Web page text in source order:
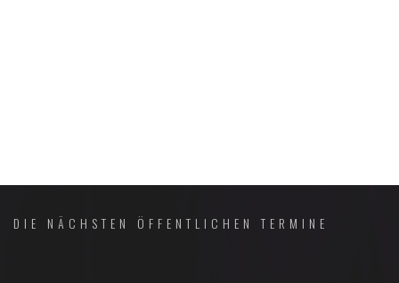
DIE NÄCHSTEN ÖFFENTLICHEN TERMINE